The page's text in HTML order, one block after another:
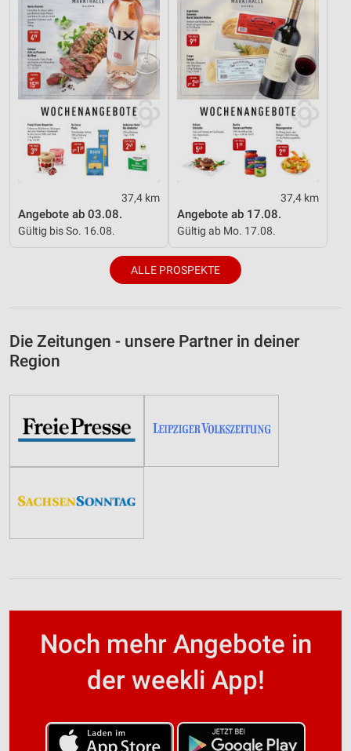
37,4 km
Angebote ab 03.08.
Gültig bis So. 16.08.
37,4 km
Angebote ab 17.08.
Gültig ab Mo. 17.08.
ALLE PROSPEKTE
Die Zeitungen - unsere Partner in deiner
Region
Noch mehr Angebote in
der weekli App!